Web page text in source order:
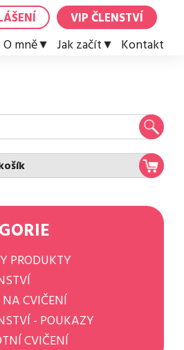
VIP ČLENSTVÍ
O mně Jak začít Kontakt
PRODUKTY
CVIČENÍ
- POUKAZY
CVIČENÍ